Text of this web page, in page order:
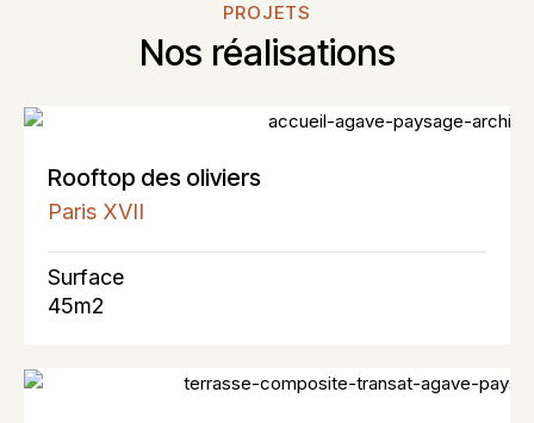
PROJETS
Nos réalisations
Rooftop des oliviers
Paris XVII
Surface
45m2